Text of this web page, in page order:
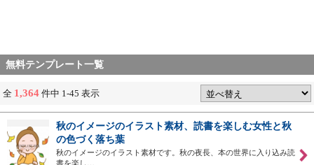
無料テンプレート一覧
全 1,364 件中 1-45 表示
秋のイメージのイラスト素材、読書を楽しむ女性と秋
の色づく落ち葉
秋のイメージのイラスト素材です。秋の夜長、本の世界に入り込み読
書を楽し…